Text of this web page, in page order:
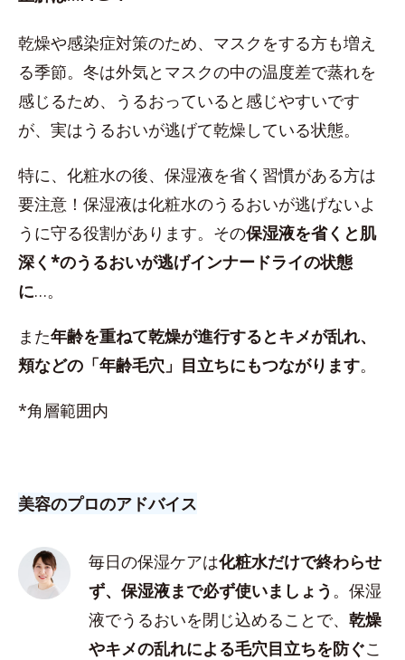
乾燥や感染症対策のため、マスクをする方も増え
る季節。冬は外気とマスクの中の温度差で蒸れを
感じるため、うるおっていると感じやすいです
が、実はうるおいが逃げて乾燥している状態。
特に、化粧水の後、保湿液を省く習慣がある方は
要注意！保湿液は化粧水のうるおいが逃げないよ
うに守る役割があります。その保湿液を省くと肌
深く*のうるおいが逃げインナードライの状態
に…。
また年齢を重ねて乾燥が進行するとキメが乱れ、
頬などの「年齢毛穴」目立ちにもつながります。
*角層範囲内
美容のプロのアドバイス
毎日の保湿ケアは化粧水だけで終わらせ
ず、保湿液まで必ず使いましょう 。保湿
液でうるおいを閉じ込めることで、乾燥
やキメの乱れによる毛穴目立ちを防ぐこ